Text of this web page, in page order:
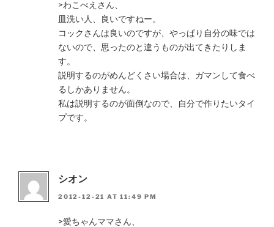
>わこべえさん、
皿洗い人、良いですねー。
コックさんは良いのですが、やっぱり自分の味では
ないので、思ったのと違うものが出てきたりしま
す。
説明するのがめんどくさい場合は、ガマンして食べ
るしかありません。
私は説明するのが面倒なので、自分で作りたいタイ
プです。
シオン
2012-12-21 AT 11:49 PM
>愛ちゃんママさん、